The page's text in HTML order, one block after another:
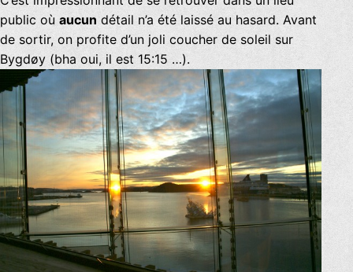
public où aucun détail n’a été laissé au hasard. Avant
de sortir, on profite d’un joli coucher de soleil sur
Bygdøy (bha oui, il est 15:15 …).